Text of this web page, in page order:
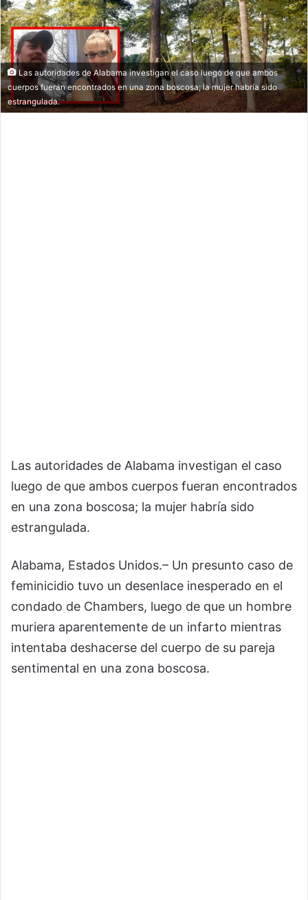
Las autoridades de Alabama investigan el caso luego de que ambos
cuerpos fueran encontrados en una zona boscosa; la mujer habría sido
estrangulada.
Las autoridades de Alabama investigan el caso
luego de que ambos cuerpos fueran encontrados
en una zona boscosa; la mujer habría sido
estrangulada.
Alabama, Estados Unidos.– Un presunto caso de
feminicidio tuvo un desenlace inesperado en el
condado de Chambers, luego de que un hombre
muriera aparentemente de un infarto mientras
intentaba deshacerse del cuerpo de su pareja
sentimental en una zona boscosa.